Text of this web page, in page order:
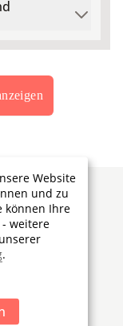
Website
und zu
können Ihre
weitere
.